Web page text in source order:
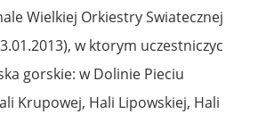
Wielkiej Orkiestry Swiatecznej
w ktorym uczestniczyc
gorskie: w Dolinie Pieciu
Krupowej, Hali Lipowskiej, Hali